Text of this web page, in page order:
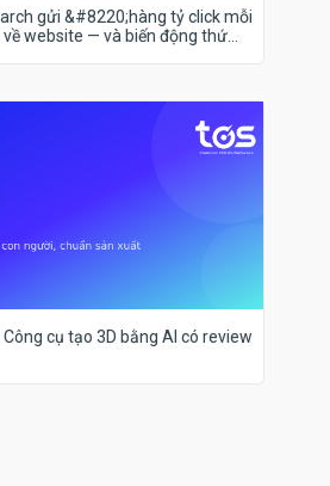
gửi &#8220;hàng tỷ click mỗi
website — và biến động thứ
Công cụ tạo 3D bằng AI có review